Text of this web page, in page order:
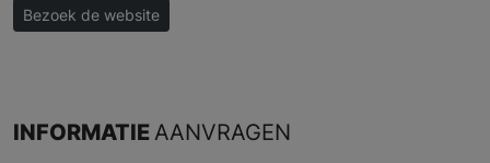
Bezoek de website
INFORMATIEAANVRAGEN